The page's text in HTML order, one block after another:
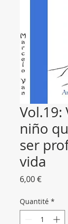
Vol.19:
niño
ser
vida
6,00 €Prix
Quantité *